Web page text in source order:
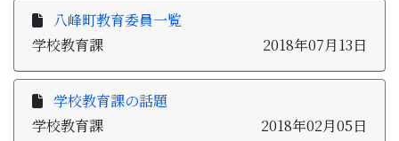
八峰町教育委員一覧
学校教育課
2018年07月13日
学校教育課の話題
学校教育課
2018年02月05日